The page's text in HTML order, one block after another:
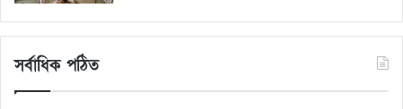
সর্বাধিক পঠিত